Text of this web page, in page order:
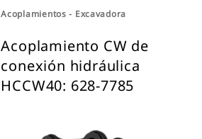
Acoplamientos - Excavadora
Acoplamiento CW de
conexión hidráulica
HCCW40: 628-7785